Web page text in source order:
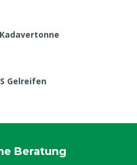
Gelreifen
Beratung